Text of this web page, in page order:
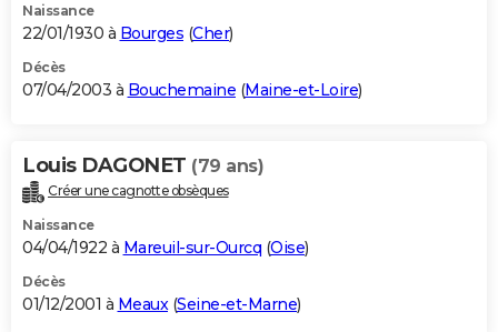
Naissance
22/01/1930 à Bourges (Cher)
Décès
07/04/2003 à Bouchemaine (Maine-et-Loire)
Louis DAGONET (79 ans)
Créer une cagnotte obsèques
Naissance
04/04/1922 à Mareuil-sur-Ourcq (Oise)
Décès
01/12/2001 à Meaux(Seine-et-Marne)